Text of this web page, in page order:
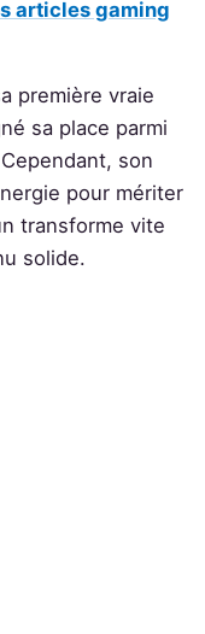
articles gaming
première vraie
sa place parmi
son
pour mériter
transforme vite
solide.